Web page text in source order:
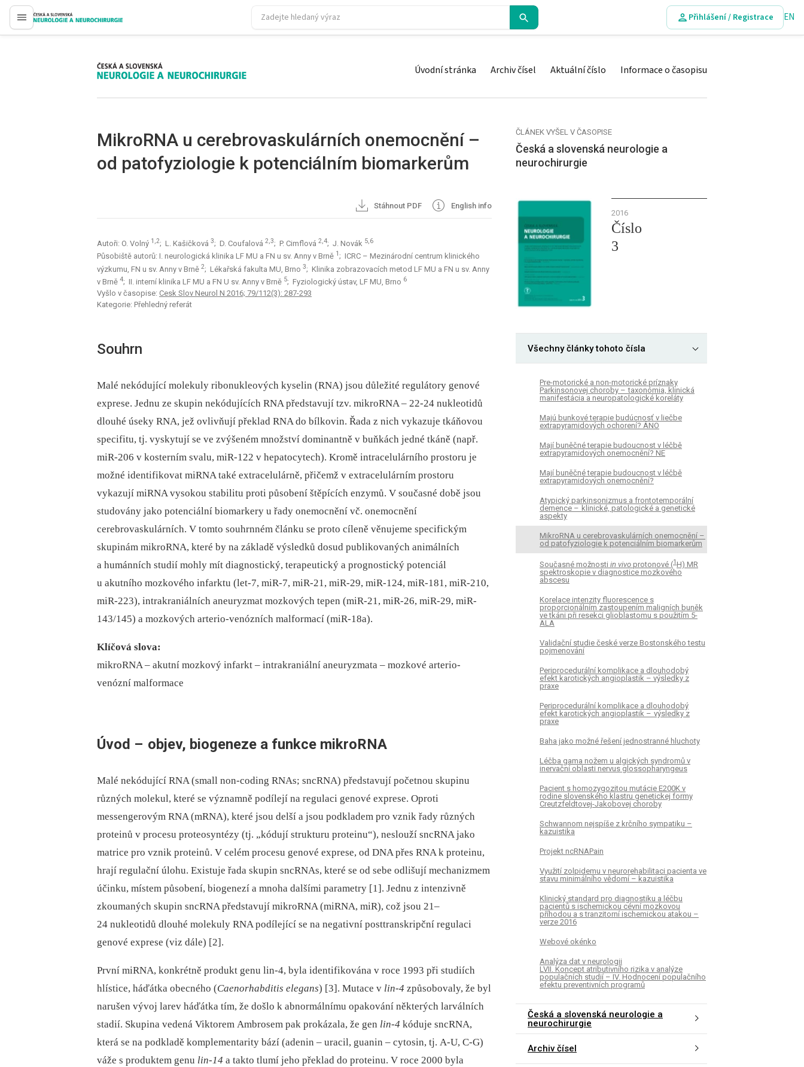
proLékaře.cz
Přihlášení / Registrace EN
proLékaře.cz Úvodní stránka Archiv čísel Aktuální číslo Informace o časopisu
MikroRNA u cerebrovaskulárních onemocnění –
od patofyziologie k potenciálním bio­markerům
Stáhnout PDF English info
Autoři: O. Volný 1,2; L. Kašičková 3; D. Coufalová 2,3; P. Cimflová 2,4; J. Novák 5,6
Působiště autorů: I. neurologická klinika LF MU a FN u sv. Anny v Brně 1 ; ICRC – Mezinárodní centrum klinického
výzkumu, FN u sv. Anny v Brně 2; Lékařská fakulta MU, Brno 3; Klinika zobrazovacích metod LF MU a FN u sv. Anny
v Brně 4; II. interní klinika LF MU a FN U sv. Anny v Brně 5; Fyziologický ústav, LF MU, Brno 6
Vyšlo v časopise: Cesk Slov Neurol N 2016; 79/112(3): 287-293
Kategorie: Přehledný referát
Souhrn
Malé nekódující molekuly ribonukleových kyselin (RNA) jsou důležité regulátory genové
exprese. Jednu ze skupin nekódujících RNA představují tzv. mikroRNA –⁠ 22-24 nukleotidů
dlouhé úseky RNA, jež ovlivňují překlad RNA do bílkovin. Řada z nich vykazuje tkáňovou
specifitu, tj. vyskytují se ve zvýšeném množství dominantně v buňkách jedné tkáně (např.
miR-206 v kosterním svalu, miR-122 v hepatocytech). Kromě intracelulárního prostoru je
možné identifikovat miRNA také extracelulárně, přičemž v extracelulárním prostoru
vykazují miRNA vysokou stabilitu proti působení štěpících enzymů. V současné době jsou
studovány jako potenciální biomarkery u řady onemocnění vč. onemocnění
cerebrovaskulárních. V tomto souhrnném článku se proto cíleně věnujeme specifickým
skupinám mikroRNA, které by na základě výsledků dosud publikovaných animálních
a humánních studií mohly mít diagnostický, terapeutický a prognostický potenciál
u akutního mozkového infarktu (let-7, miR-7, miR-21, miR-29, miR-124, miR-181, miR-210,
miR-223), intrakraniálních aneuryzmat mozkových tepen (miR-21, miR-26, miR-29, miR-
143/145) a mozkových arterio-venózních malformací (miR-18a).
Klíčová slova:
mikroRNA –⁠ akutní mozkový infarkt –⁠ intrakraniální aneuryzmata –⁠ mozkové arterio-
venózní malformace
Úvod – objev, biogeneze a funkce mikroRNA
Malé nekódující RNA (small non-coding RNAs; sncRNA) představují početnou skupinu
různých molekul, které se významně podílejí na regulaci genové exprese. Oproti
messengerovým RNA (mRNA), které jsou delší a jsou podkladem pro vznik řady různých
proteinů v procesu proteosyntézy (tj. „kódují strukturu proteinu“), neslouží sncRNA jako
matrice pro vznik proteinů. V celém procesu genové exprese, od DNA přes RNA k proteinu,
hrají regulační úlohu. Existuje řada skupin sncRNAs, které se od sebe odlišují mechanizmem
účinku, místem působení, biogenezí a mnoha dalšími parametry [1]. Jednu z intenzivně
zkoumaných skupin sncRNA představují mikroRNA (miRNA, miR), což jsou 21–
24 nukleotidů dlouhé molekuly RNA podílející se na negativní posttranskripční regulaci
genové exprese (viz dále) [2].
První miRNA, konkrétně produkt genu lin-4, byla identifikována v roce 1993 při studiích
hlístice, háďátka obecného (Caenorhabditis elegans) [3]. Mutace v lin-4 způsobovaly, že byl
narušen vývoj larev háďátka tím, že došlo k abnormálnímu opakování některých larválních
stadií. Skupina vedená Viktorem Ambrosem pak prokázala, že gen lin-4 kóduje sncRNA,
která se na podkladě komplementarity bází (adenin –⁠ uracil, guanin –⁠ cytosin, tj. A-U, C-G)
váže s produktem genu lin-14 a takto tlumí jeho překlad do proteinu. V roce 2000 byla
ČLÁNEK VYŠEL V ČASOPISE
Česká a slovenská neurologie a
neurochirurgie
2016
Číslo
3
Všechny články tohoto čísla
Pre-motorické a non-motorické príznaky
Parkinsonovej choroby – taxonómia, klinická
manifestácia a neuropatologické koreláty
Majú bunkové terapie budúcnosť v liečbe
extrapyramidových ochorení? ÁNO
Mají buněčné terapie budoucnost v léčbě
extrapyramidových onemocnění? NE
Mají buněčné terapie budoucnost v léčbě
extrapyramidových onemocnění?
Atypický parkinsonizmus a frontotemporální
demence – klinické, patologické a genetické
aspekty
MikroRNA u cerebrovaskulárních onemocnění –
od patofyziologie k potenciálním bio­markerům
Současné možnosti in vivo protonové (1H) MR
spektroskopie v dia­gnostice mozkového
abscesu
Korelace intenzity fluorescence s
proporcionálním zastoupením maligních buněk
ve tkáni při resekci glioblastomu s použitím 5-
ALA
Validační studie české verze Bostonského testu
pojmenování
Periprocedurální komplikace a dlouhodobý
efekt karotických angioplastik – výsledky z
praxe
Periprocedurální komplikace a dlouhodobý
efekt karotických angioplastik – výsledky z
praxe
Baha jako možné řešení jednostranné hluchoty
Léčba gama nožem u algických syndromů v
inervační oblasti nervus glos­sopharyngeus
Pacient s homozygozitou mutácie E200K v
rodine slovenského klastru genetickej formy
Creutzfeldtovej-Jakobovej choroby
Schwannom nejspíše z krčního sympatiku –
kazuistika
Projekt ncRNAPain
Využití zolpidemu v neurorehabilitaci pacienta ve
stavu minimálního vědomí – kazuistika
Klinický standard pro diagnostiku a léčbu
pacientů s ischemickou cévní mozkovou
příhodou a s tranzitorní ischemickou atakou –
verze 2016
Webové okénko
Analýza dat v neurologii
LVII. Koncept atributivního rizika v analýze
populačních studií – IV. Hodnocení populačního
efektu preventivních programů
Česká a slovenská neurologie a
neurochirurgie
Archiv čísel